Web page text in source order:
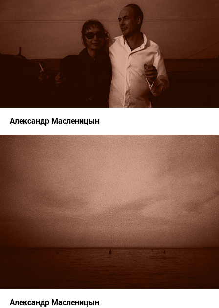
Александр Масленицын
Александр Масленицын